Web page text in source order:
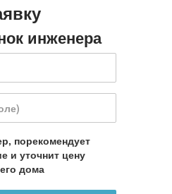
инженера
порекомендует
и уточнит цену
дома